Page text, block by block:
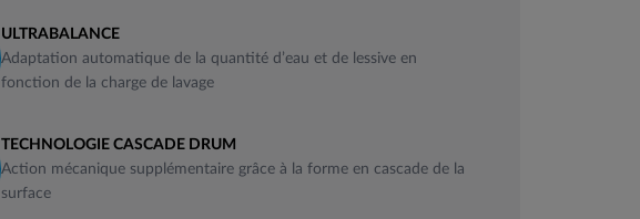
ULTRABALANCE
Adaptation automatique de la quantité d’eau et de lessive en
fonction de la charge de lavage
TECHNOLOGIE CASCADE DRUM
Action mécanique supplémentaire grâce à la forme en cascade de la
surface